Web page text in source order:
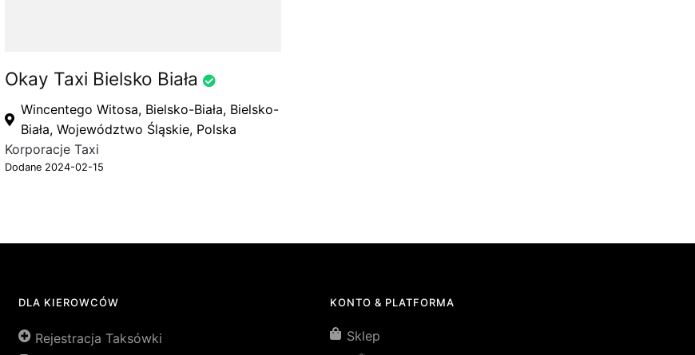
Okay Taxi Bielsko Biała
Wincentego Witosa, Bielsko-Biała, Bielsko-
Biała, Województwo Śląskie, Polska
Korporacje Taxi
Dodane 2024-02-15
DLA KIEROWCÓW
Rejestracja Taksówki
KONTO & PLATFORMA
Sklep